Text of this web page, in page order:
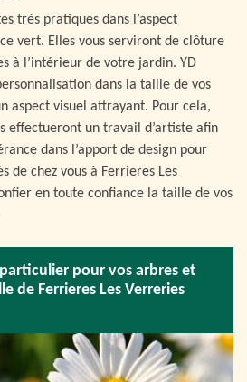
très pratiques dans l’aspect
vert. Elles vous serviront de clôture
à l’intérieur de votre jardin. YD
dans la taille de vos
aspect visuel attrayant. Pour cela,
effectueront un travail d’artiste afin
dans l’apport de design pour
de chez vous à Ferrieres Les
en toute confiance la taille de vos
pour vos arbres et
de Ferrieres Les Verreries